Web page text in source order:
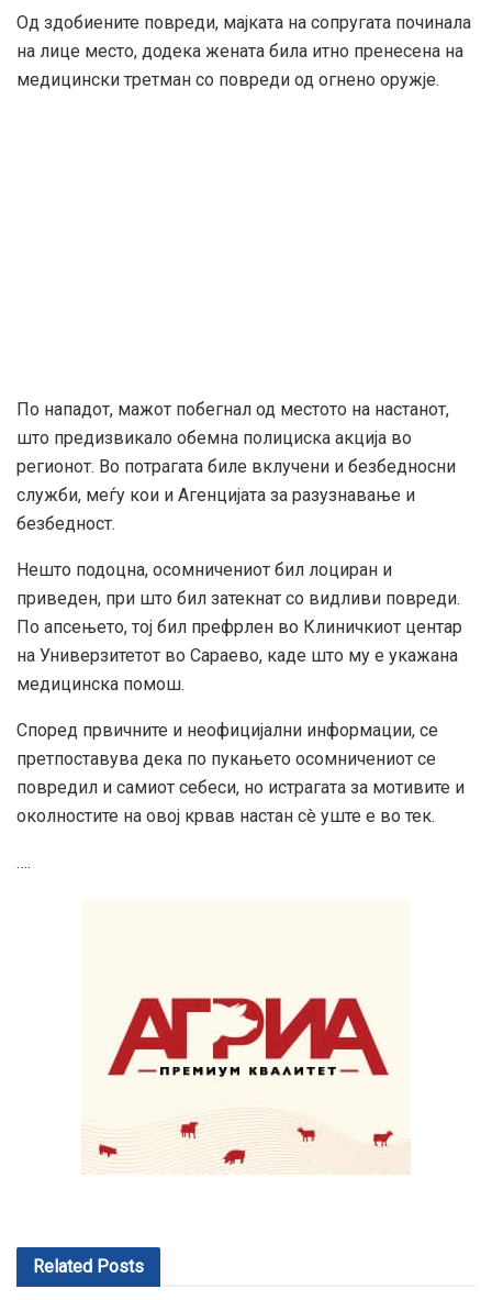
Од здобиените повреди, мајката на сопругата починала
на лице место, додека жената била итно пренесена на
медицински третман со повреди од огнено оружје.
По нападот, мажот побегнал од местото на настанот,
што предизвикало обемна полициска акција во
регионот. Во потрагата биле вклучени и безбедносни
служби, меѓу кои и Агенцијата за разузнавање и
безбедност.
Нешто подоцна, осомничениот бил лоциран и
приведен, при што бил затекнат со видливи повреди.
По апсењето, тој бил префрлен во Клиничкиот центар
на Универзитетот во Сараево, каде што му е укажана
медицинска помош.
Според првичните и неофицијални информации, се
претпоставува дека по пукањето осомничениот се
повредил и самиот себеси, но истрагата за мотивите и
околностите на овој крвав настан сè уште е во тек.
….
Related Posts